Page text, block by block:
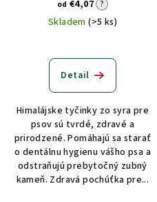
od €4,07 ?
Skladem(>5 ks)
Detail
Himalájske tyčinky zo syra pre
psov sú tvrdé, zdravé a
prirodzené. Pomáhajú sa starať
o dentálnu hygienu vášho psa a
odstraňujú prebytočný zubný
kameň. Zdravá pochúťka pre...